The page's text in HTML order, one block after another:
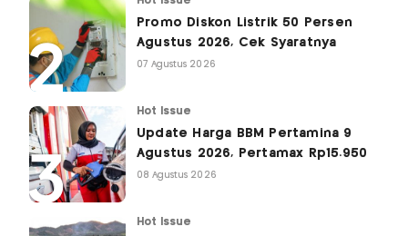
Promo Diskon Listrik 50 Persen
Agustus 2026, Cek Syaratnya
07 Agustus 2026
Hot Issue
Update Harga BBM Pertamina 9
Agustus 2026, Pertamax Rp15.950
08 Agustus 2026
Hot Issue